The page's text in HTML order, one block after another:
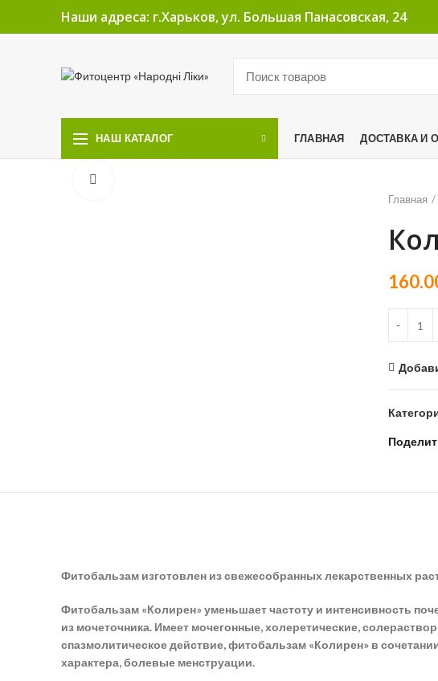
Наши адреса: г.Харьков, ул. Большая Панасовская, 24
НАШ КАТАЛОГ ГЛАВНАЯ ДОСТАВКА И
Главная
Фитобальзам изготовлен из свежесобранных лекарственных
Фитобальзам «Колирен» уменьшает частоту и интенсивность
из мочеточника. Имеет мочегонные, холеретические,
спазмолитическое действие, фитобальзам «Колирен» в
характера, болевые менструации.